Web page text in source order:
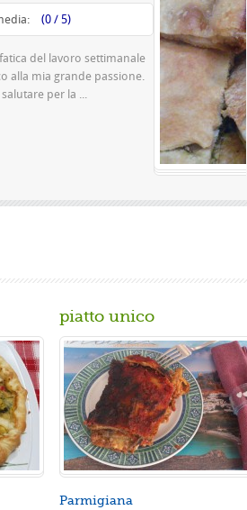
pizza famosissima a Napoli Ingredienti Per la
g di farina rimacinata a pietra 0 10 g di lievito di
piatto unico
Parmigiana